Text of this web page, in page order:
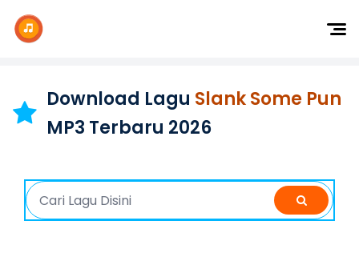
Dangdut
Barat
Download Lagu Slank Some Pun
MP3 Terbaru 2026